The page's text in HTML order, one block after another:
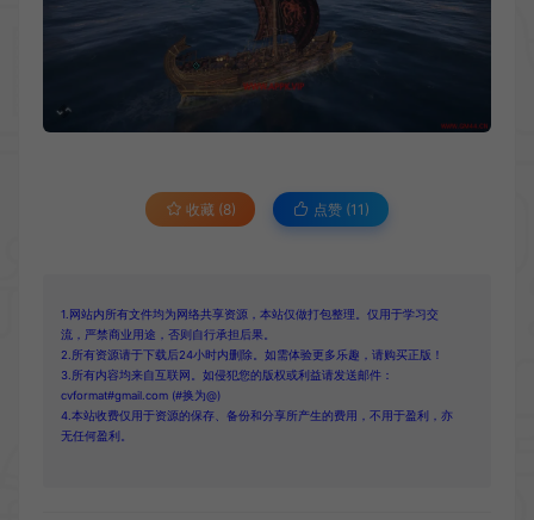
收藏 (8) 点赞 (11 )
1.网站内所有文件均为网络共享资源，本站仅做打包整理。仅用于学习交
流，严禁商业用途，否则自行承担后果。
2.所有资源请于下载后24小时内删除。如需体验更多乐趣，请购买正版！
3.所有内容均来自互联网。如侵犯您的版权或利益请发送邮件：
cvformat#gmail.com (#换为@)
4.本站收费仅用于资源的保存、备份和分享所产生的费用，不用于盈利，亦
无任何盈利。